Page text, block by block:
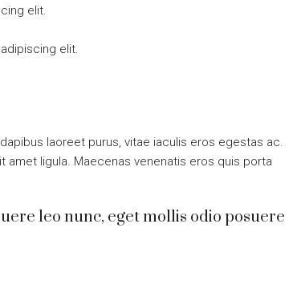
elit.
elit.
laoreet purus, vitae iaculis eros egestas ac.
amet ligula. Maecenas venenatis eros quis porta
leo nunc, eget mollis odio posuere